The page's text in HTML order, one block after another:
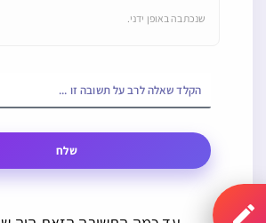
שנכתבה באופן ידני.
שלח